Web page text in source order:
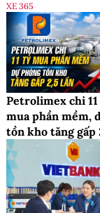
XE 365
Petrolimex chi
mua phần mềm,
tồn kho tăng gấp